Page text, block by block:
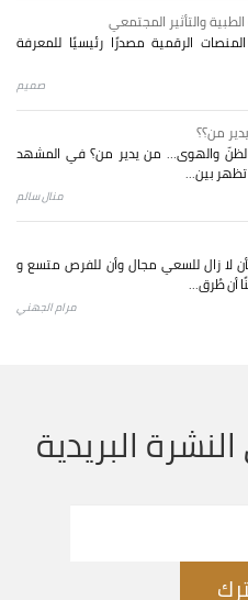
والتأثير المجتمعي
الرقمية مصدرًا رئيسيًا للمعرفة
صميم
من؟؟
الظنّ والهوى… من يدير من؟ في المشهد
تظهر بين...
منال سالم
لا زال للسعي مجال وأن للفرص متسع و
أن طُرق...
مرام الجهني
البريدية